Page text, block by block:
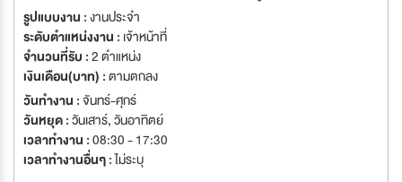
รูปแบบงาน :งานประจำ
ระดับตำแหน่งงาน : เจ้าหน้าที่
จำนวนที่รับ :2 ตำแหน่ง
เงินเดือน(บาท) :ตามตกลง
วันทำงาน :จันทร์-ศุกร์
วันหยุด :วันเสาร์,วันอาทิตย์
เวลาทำงาน :08:30 - 17:30
เวลาทำงานอื่นๆ :ไม่ระบุ